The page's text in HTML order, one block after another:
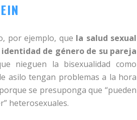
por ejemplo, que la salud sexual
de género de su pareja
nieguen la bisexualidad como
asilo tengan problemas a la hora
se presuponga que “pueden
heterosexuales.